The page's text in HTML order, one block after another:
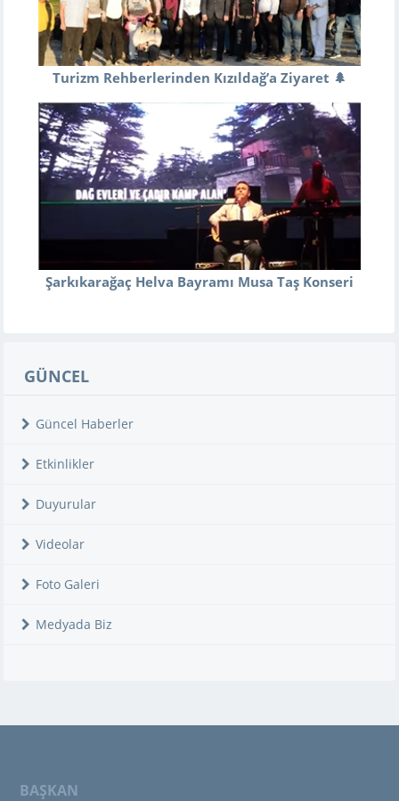
Turizm Rehberlerinden Kızıldağ’a Ziyaret 🌲
Şarkıkarağaç Helva Bayramı Musa Taş Konseri
GÜNCEL
Güncel Haberler
Etkinlikler
Duyurular
Videolar
Foto Galeri
Medyada Biz
BAŞKAN